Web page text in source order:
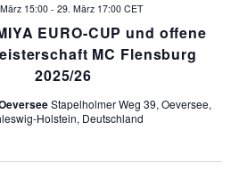
EURO-CUP und offene
MC Flensburg
2025/26
15:00 - 29. März 17:00 CET
Stapelholmer Weg 39, Oeversee,
Holstein, Deutschland